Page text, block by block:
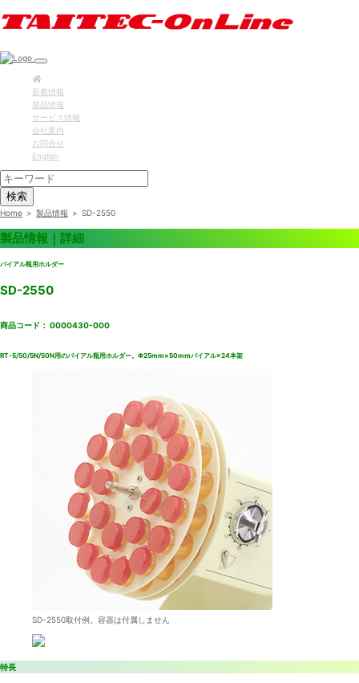
新着情報
製品情報
サービス情報
会社案内
お問合せ
English
検索
Home > 製品情報 > SD-2550
製品情報｜詳細
バイアル瓶用ホルダー
SD-2550
商品コード： 0000430-000
RT-5/50/5N/50N用のバイアル瓶用ホルダー。Φ25mm×50mmバイアル×24本架
SD-2550取付例。容器は付属しません
特長